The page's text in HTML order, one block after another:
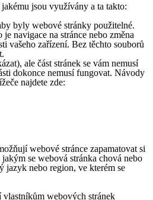
jsou využívány a ta takto:
byly webové stránky použitelné.
navigace na stránce nebo změna
vašeho zařízení. Bez těchto souborů
ale část stránek se vám nemusí
dokonce nemusí fungovat. Návody
najdete zde:
webové stránce zapamatovat si
se webová stránka chová nebo
jazyk nebo region, ve kterém se
webových stránek